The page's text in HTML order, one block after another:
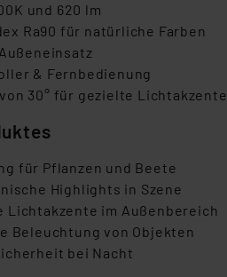
und 620 lm
Ra90 für natürliche Farben
& Fernbedienung
30° für gezielte Lichtakzente
für Pflanzen und Beete
Highlights in Szene
Lichtakzente im Außenbereich
Beleuchtung von Objekten
bei Nacht